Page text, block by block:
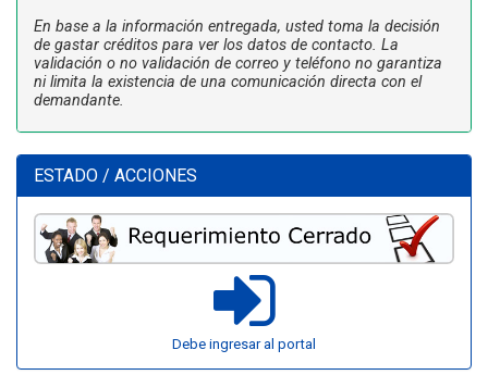
En base a la información entregada, usted toma la decisión
de gastar créditos para ver los datos de contacto. La
validación o no validación de correo y teléfono no garantiza
ni limita la existencia de una comunicación directa con el
demandante.
ESTADO / ACCIONES
Debe ingresar al portal